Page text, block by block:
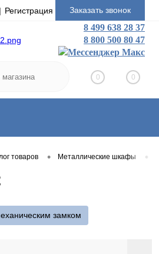
Регистрация Заказать звонок
8 499 638 28 37
8 800 500 80 47
0 0
товаров • Металлические шкафы •
замком